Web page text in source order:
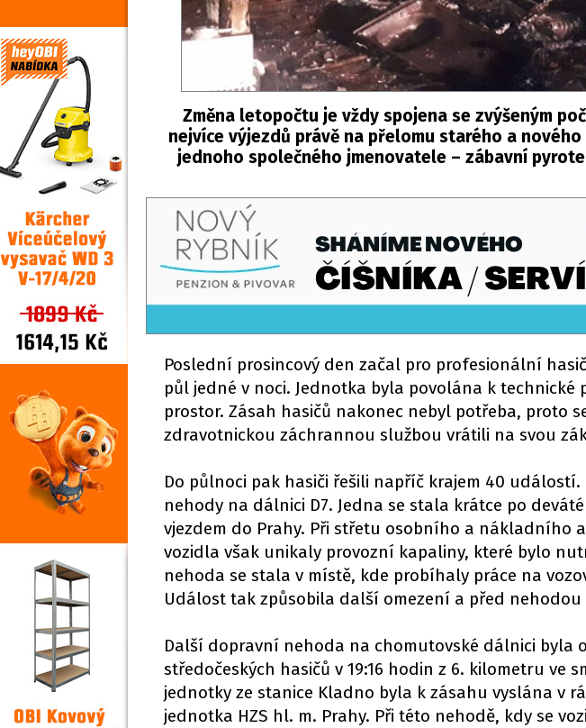
Změna letopočtu je vždy spojena se zvýšeným
nejvíce výjezdů právě na přelomu starého a
jednoho společného jmenovatele – zábavní
Poslední prosincový den začal pro profesionální
půl jedné v noci. Jednotka byla povolána k technické
prostor. Zásah hasičů nakonec nebyl potřeba, proto
zdravotnickou záchrannou službou vrátili na svou
Do půlnoci pak hasiči řešili napříč krajem 40
nehody na dálnici D7. Jedna se stala krátce po
vjezdem do Prahy. Při střetu osobního a nákladního
vozidla však unikaly provozní kapaliny, které bylo
nehoda se stala v místě, kde probíhaly práce na
Událost tak způsobila další omezení a před
Další dopravní nehoda na chomutovské dálnici byla
středočeských hasičů v 19:16 hodin z 6. kilometru ve
jednotky ze stanice Kladno byla k zásahu vyslána v
jednotka HZS hl. m. Prahy. Při této nehodě, kdy se